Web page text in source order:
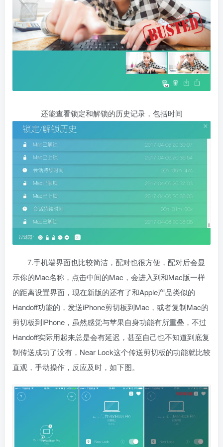
还能查看锁定和解锁的历史记录，包括时间
7.手机端界面也比较简洁，配对也很方便，配对后会显
示你的Mac名称，点击中间的Mac，会进入到和Mac版一样
的距离设置界面，现在新版的还有了和Apple产品类似的
Handoff功能的，发送iPhone剪切板到Mac，或者复制Mac的
剪切板到iPhone，虽然感觉与苹果自身功能有所重叠，不过
Handoff实际用起来总是会有延迟，甚至自己也不知道到底复
制传送成功了没有，Near Lock这个传送剪切板的功能就比较
直观，手动操作，反应及时，如下图。